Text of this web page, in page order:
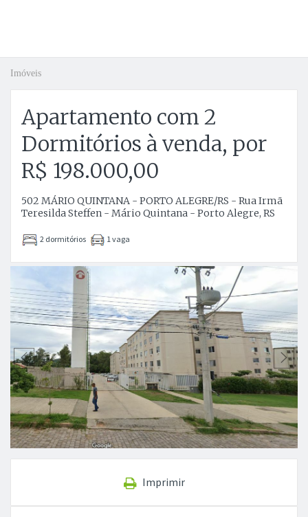
Imóveis
Apartamento com 2
Dormitórios à venda, por
R$ 198.000,00
502 MÁRIO QUINTANA - PORTO ALEGRE/RS - Rua Irmã
Teresilda Steffen - Mário Quintana - Porto Alegre, RS
2 dormitórios 1 vaga
Imprimir